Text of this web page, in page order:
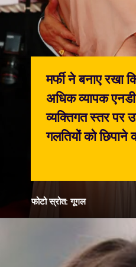
मर्फी ने बनाए रखा
अधिक व्यापक
व्यक्तिगत स्तर पर
गलतियों को छिपाने
फोटो स्रोत: गूगल